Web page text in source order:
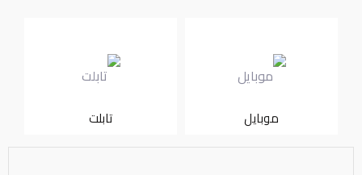
موبايل تابلت